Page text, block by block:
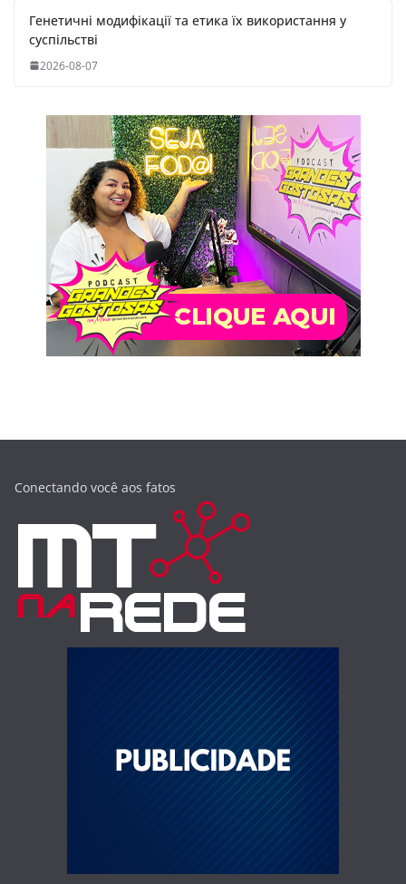
Генетичні модифікації та етика їх використання у
суспільстві
2026-08-07
Conectando você aos fatos